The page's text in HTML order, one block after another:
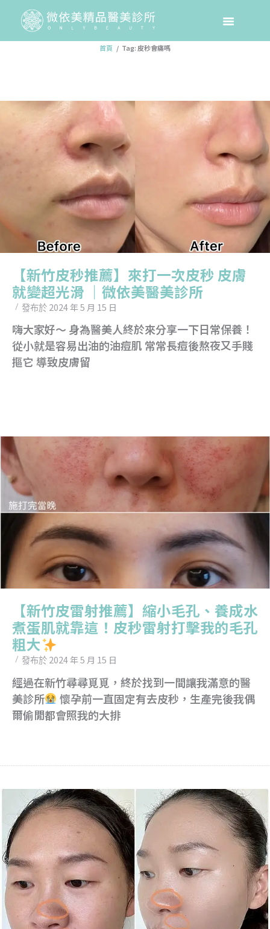
Tag: 皮秒會痛嗎
首頁 Tag: 皮秒會痛嗎
【新竹皮秒推薦】來打一次皮秒 皮膚
就變超光滑 ｜微依美醫美診所
發布於 2024 年 5 月 15 日
嗨大家好～ 身為醫美人終於來分享一下日常保養！
從小就是容易出油的油痘肌 常常長痘後熬夜又手賤
摳它 導致皮膚留
【新竹皮雷射推薦】縮小毛孔、養成水
煮蛋肌就靠這！皮秒雷射打擊我的毛孔
粗大
發布於 2024 年 5 月 15 日
經過在新竹尋尋覓覓，終於找到一間讓我滿意的醫
美診所
懷孕前一直固定有去皮秒，生產完後我偶
爾偷閒都會照我的大排